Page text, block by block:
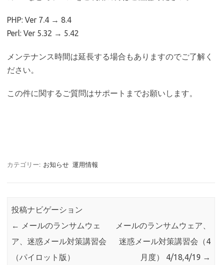
PHP: Ver 7.4 → 8.4
Perl: Ver 5.32 → 5.42
メンテナンス時間は延長する場合もありますのでご了解く
ださい。
この件に関するご質問はサポートまでお願いします。
カテゴリー: お知らせ 運用情報
投稿ナビゲーション
←
メールのランサムウェ
ア、迷惑メール対策講習会
（パイロット版）
メールのランサムウェア、
迷惑メール対策講習会（4
月度） 4/18,4/19 →